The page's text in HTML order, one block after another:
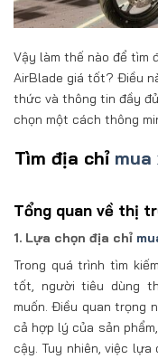
Vậy làm thế nào để tìm
AirBlade giá tốt? Điều
thức và thông tin đầy
chọn một cách thông
Tìm địa chỉ mua
Tổng quan về thị
1. Lựa chọn địa chỉ
Trong quá trình tìm
tốt, người tiêu dùng
muốn. Điều quan trọng
cả hợp lý của sản
cậy. Tuy nhiên, việc